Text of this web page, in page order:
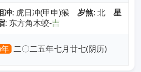
冲: 虎日冲(甲申)猴 岁煞: 北 星
: 东方角木蛟-吉
二〇二五年七月廿七(阴历)